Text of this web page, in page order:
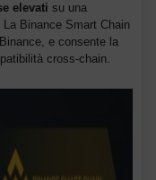
elevati su una
Binance Smart Chain
e consente la
cross-chain.